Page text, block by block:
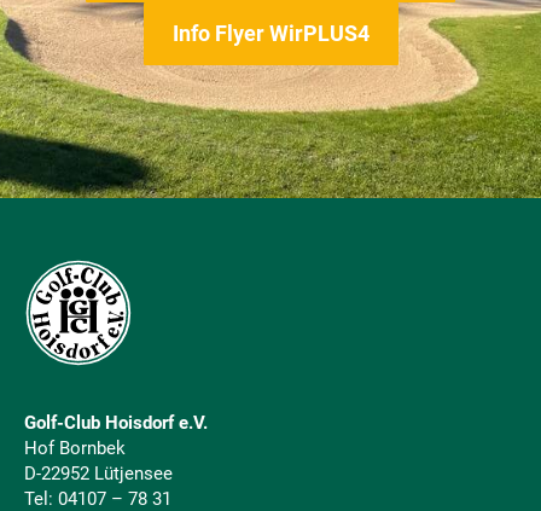
Info Flyer WirPLUS4
Golf-Club Hoisdorf e.V.
Hof Bornbek
D-22952 Lütjensee
Tel: 04107 – 78 31